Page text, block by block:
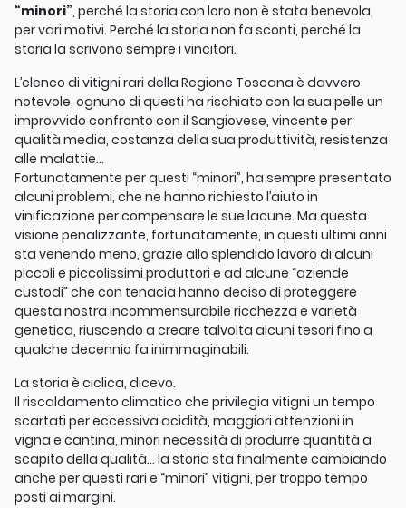
“minori”, perché la storia con loro non è stata benevola,
per vari motivi. Perché la storia non fa sconti, perché la
storia la scrivono sempre i vincitori.
L’elenco di vitigni rari della Regione Toscana è davvero
notevole, ognuno di questi ha rischiato con la sua pelle un
improvvido confronto con il Sangiovese, vincente per
qualità media, costanza della sua produttività, resistenza
alle malattie…
Fortunatamente per questi “minori”, ha sempre presentato
alcuni problemi, che ne hanno richiesto l’aiuto in
vinificazione per compensare le sue lacune. Ma questa
visione penalizzante, fortunatamente, in questi ultimi anni
sta venendo meno, grazie allo splendido lavoro di alcuni
piccoli e piccolissimi produttori e ad alcune “aziende
custodi” che con tenacia hanno deciso di proteggere
questa nostra incommensurabile ricchezza e varietà
genetica, riuscendo a creare talvolta alcuni tesori fino a
qualche decennio fa inimmaginabili.
La storia è ciclica, dicevo.
Il riscaldamento climatico che privilegia vitigni un tempo
scartati per eccessiva acidità, maggiori attenzioni in
vigna e cantina, minori necessità di produrre quantità a
scapito della qualità… la storia sta finalmente cambiando
anche per questi rari e “minori” vitigni, per troppo tempo
posti ai margini.